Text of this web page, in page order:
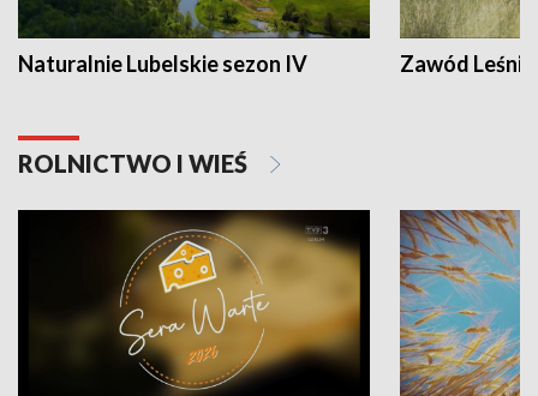
Naturalnie Lubelskie sezon IV Zawód Leśnik
ROLNICTWO I WIEŚ